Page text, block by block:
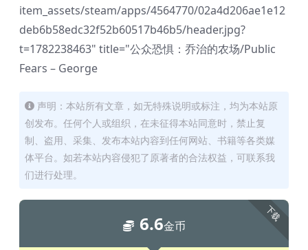
item_assets/steam/apps/4564770/02a4d206ae1e12
deb6b58edc32f52b60517b46b5/header.jpg?
t=1782238463" title="公众恐惧：乔治的农场/Public
Fears – George
声明：本站所有文章，如无特殊说明或标注，均为本站原
创发布。任何个人或组织，在未征得本站同意时，禁止复
制、盗用、采集、发布本站内容到任何网站、书籍等各类媒
体平台。如若本站内容侵犯了原著者的合法权益，可联系我
们进行处理。
下载
6.6金币